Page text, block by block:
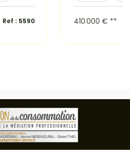
Ref : 5590 410 000 € **